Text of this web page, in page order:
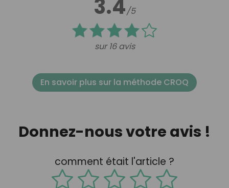
3.4/5
sur 16 avis
En savoir plus sur la méthode CROQ
Donnez-nous votre avis !
comment était l'article ?